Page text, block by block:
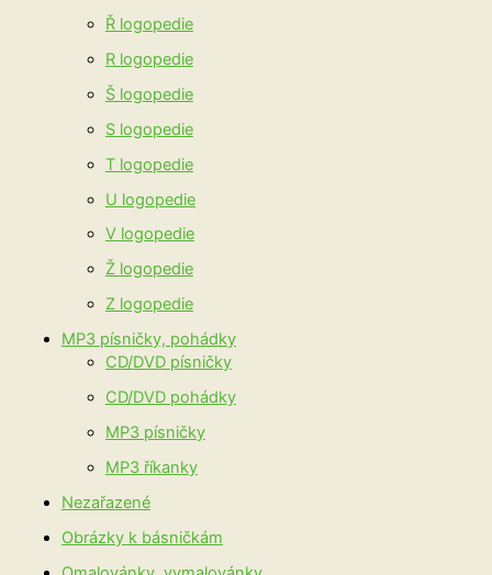
Ř logopedie
R logopedie
Š logopedie
S logopedie
T logopedie
U logopedie
V logopedie
Ž logopedie
Z logopedie
MP3 písničky, pohádky
CD/DVD písničky
CD/DVD pohádky
MP3 písničky
MP3 říkanky
Nezařazené
Obrázky k básničkám